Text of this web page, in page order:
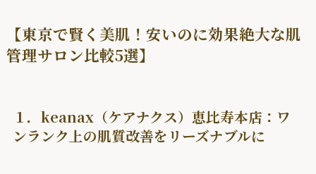
【東京で賢く美肌！安いのに効果絶大な肌
管理サロン比較5選】
１．keanax（ケアナクス）恵比寿本店：ワ
ンランク上の肌質改善をリーズナブルに